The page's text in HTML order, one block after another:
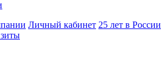
Личный кабинет 25 лет в России